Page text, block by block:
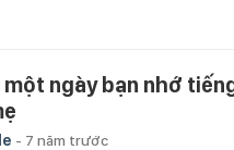
một ngày bạn nhớ
- 7 năm trước